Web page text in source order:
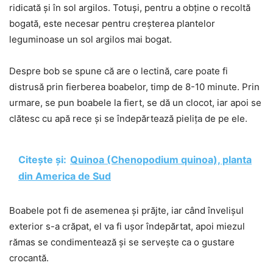
ridicată și în sol argilos. Totuși, pentru a obține o recoltă
bogată, este necesar pentru creșterea plantelor
leguminoase un sol argilos mai bogat.
Despre bob se spune că are o lectină, care poate fi
distrusă prin fierberea boabelor, timp de 8-10 minute. Prin
urmare, se pun boabele la fiert, se dă un clocot, iar apoi se
clătesc cu apă rece și se îndepărtează pielița de pe ele.
Citește și: Quinoa (Chenopodium quinoa), planta
din America de Sud
Boabele pot fi de asemenea și prăjte, iar când învelișul
exterior s-a crăpat, el va fi ușor îndepărtat, apoi miezul
rămas se condimentează și se servește ca o gustare
crocantă.